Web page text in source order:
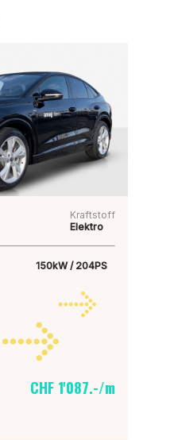
Kraftstoff
Elektro
150kW / 204PS
CHF 1'087.-/m